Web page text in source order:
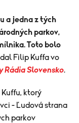
a jedna z tých
parkov,
Toto bolo
Filip Kuffa vo
Rádia Slovensko.
ktorý
- Ľudová strana
parkov